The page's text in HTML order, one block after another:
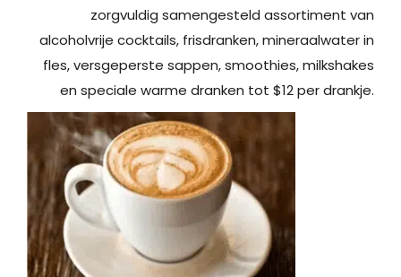
zorgvuldig samengesteld assortiment van
alcoholvrije cocktails, frisdranken, mineraalwater in
fles, versgeperste sappen, smoothies, milkshakes
en speciale warme dranken tot $12 per drankje.